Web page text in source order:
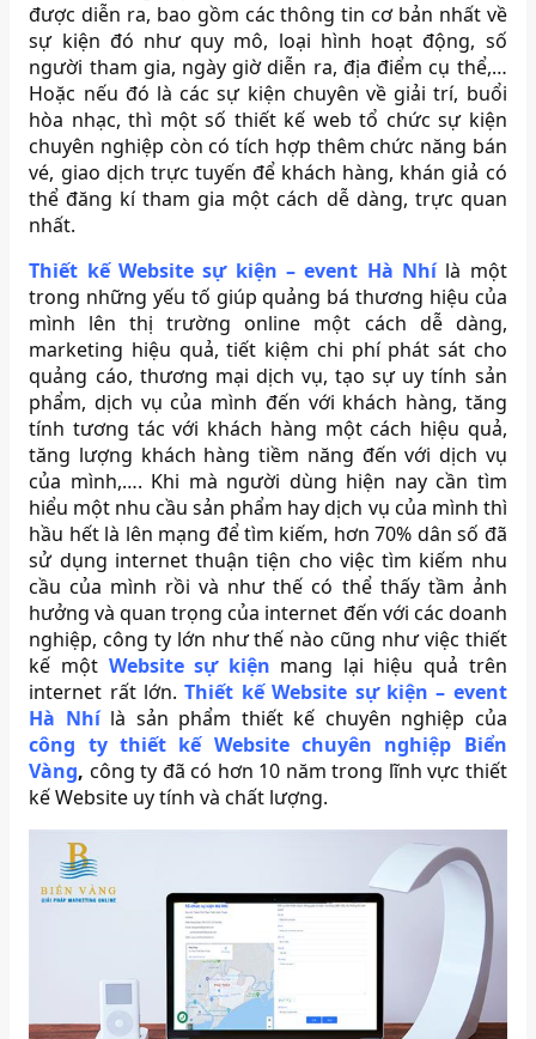
được diễn ra, bao gồm các thông tin cơ bản nhất về
sự kiện đó như quy mô, loại hình hoạt động, số
người tham gia, ngày giờ diễn ra, địa điểm cụ thể,…
Hoặc nếu đó là các sự kiện chuyên về giải trí, buổi
hòa nhạc, thì một số thiết kế web tổ chức sự kiện
chuyên nghiệp còn có tích hợp thêm chức năng bán
vé, giao dịch trực tuyến để khách hàng, khán giả có
thể đăng kí tham gia một cách dễ dàng, trực quan
nhất.
Thiết kế Website sự kiện – event Hà Nhí là một
trong những yếu tố giúp quảng bá thương hiệu của
mình lên thị trường online một cách dễ dàng,
marketing hiệu quả, tiết kiệm chi phí phát sát cho
quảng cáo, thương mại dịch vụ, tạo sự uy tính sản
phẩm, dịch vụ của mình đến với khách hàng, tăng
tính tương tác với khách hàng một cách hiệu quả,
tăng lượng khách hàng tiềm năng đến với dịch vụ
của mình,…. Khi mà người dùng hiện nay cần tìm
hiểu một nhu cầu sản phẩm hay dịch vụ của mình thì
hầu hết là lên mạng để tìm kiếm, hơn 70% dân số đã
sử dụng internet thuận tiện cho việc tìm kiếm nhu
cầu của mình rồi và như thế có thể thấy tầm ảnh
hưởng và quan trọng của internet đến với các doanh
nghiệp, công ty lớn như thế nào cũng như việc thiết
kế một Website sự kiện mang lại hiệu quả trên
internet rất lớn.Thiết kế Website sự kiện – event
Hà Nhí là sản phẩm thiết kế chuyên nghiệp của
công ty thiết kế Website chuyên nghiệp Biển
Vàng, công ty đã có hơn 10 năm trong lĩnh vực thiết
kế Website uy tính và chất lượng.